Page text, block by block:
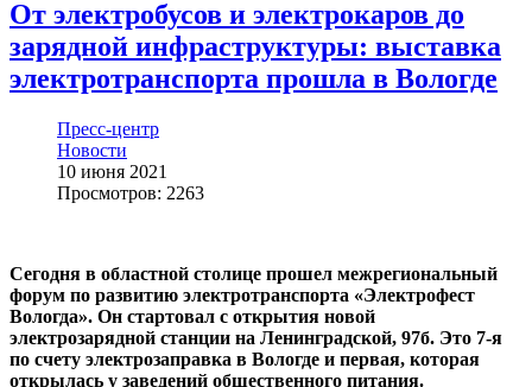
От электробусов и электрокаров до
зарядной инфраструктуры: выставка
электротранспорта прошла в Вологде
Пресс-центр
Новости
10 июня 2021
Просмотров: 2263
Сегодня в областной столице прошел межрегиональный
форум по развитию электротранспорта «Электрофест
Вологда». Он стартовал с открытия новой
электрозарядной станции на Ленинградской, 97б. Это 7-я
по счету электрозаправка в Вологде и первая, которая
открылась у заведений общественного питания.